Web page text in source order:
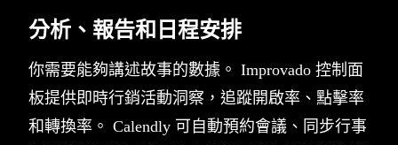
分析、報告和日程安排
你需要能夠講述故事的數據。 Improvado 控制面
板提供即時行銷活動洞察，追蹤開啟率、點擊率
和轉換率。 Calendly 可自動預約會議、同步行事